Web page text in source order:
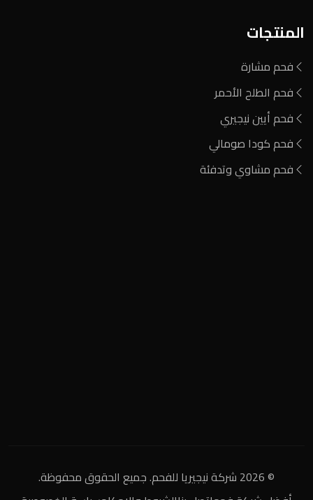
المنتجات
فحم مشارة
فحم الطلح الأحمر
فحم أيين نيجيري
فحم كودا صومالي
فحم مشاوي وتدفئة
© 2026 شركة نيجيريا للفحم. جميع الحقوق محفوظة.